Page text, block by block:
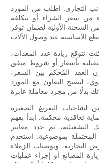
التجاري. اطلب من المورد
من سعر الشراء أو بتكلفة
الأولية لضمان توفر
تتوقع زيادة عدد المعدات،
بأسعار أو شروط متفق
العقد المُحكم بين السعر،
ليصبح التعاون مع المورد
لشاحنات التفريغ الصغيرة
تعاقدية محكمة. ابدأ بفهم
التشغيلية، ثم حدد معايير
المحتملة بموضوعية. استخدم
التجارية، وتوصيات الزملاء
المصانع أو إجراء عمليات